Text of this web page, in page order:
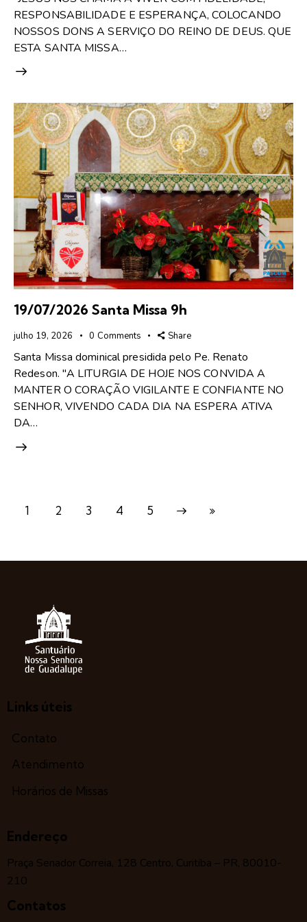
RESPONSABILIDADE E ESPERANÇA, COLOCANDO
NOSSOS DONS A SERVIÇO DO REINO DE DEUS. QUE
ESTA SANTA MISSA…
19/07/2026 Santa Missa 9h
julho 19, 2026 0 Comments Share
Santa Missa dominical presidida pelo Pe. Renato
Redeson. "A LITURGIA DE HOJE NOS CONVIDA A
MANTER O CORAÇÃO VIGILANTE E CONFIANTE NO
SENHOR, VIVENDO CADA DIA NA ESPERA ATIVA
DA…
1 2 3 4 5
Próximo Última
Links úteis
Contato
Atendimento
Horários de Missas
Endereço
Praça Senador Correia, 128 Centro, Curitiba – PR, 80010-
210
Contatos